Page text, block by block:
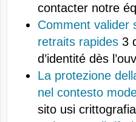
contacter notre
Comment valider
retraits rapides 3
d’identité dès
La protezione
nel contesto
sito usi